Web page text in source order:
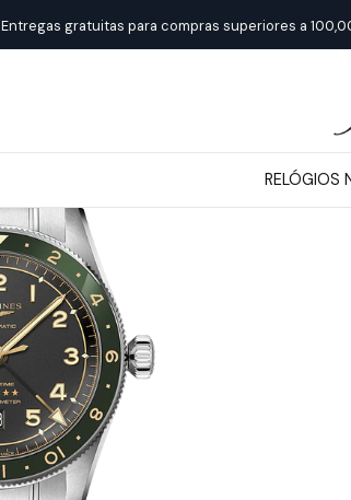
RELÓGIOS
Entregas gratuitas para compras superiores a
Início Relógios